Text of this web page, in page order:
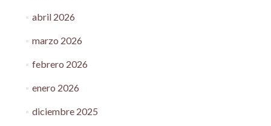
abril 2026
marzo 2026
febrero 2026
enero 2026
diciembre 2025